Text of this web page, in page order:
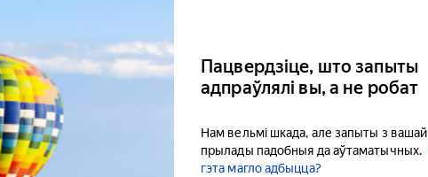
Пацвердзіце, што запыты
адпраўлялі вы, а не робат
Нам вельмі шкада, але запыты з вашай
прылады падобныя да аўтаматычных.
гэта магло адбыцца?